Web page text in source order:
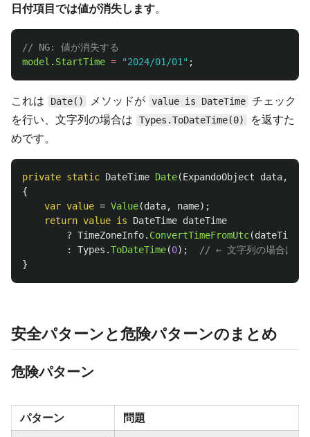
日付項目では値が消失します。
// NG: 値が消失する
model . StartTime = "2024/01/01 " ;
これは Date() メソッドが value is DateTime チェック
を行い、文字列の場合は
Types.ToDateTime(0)
を返すた
めです。
private static DateTime Date(ExpandoObject data,
{
var value = Value(data, name);
return value is DateTime dateTime
? TimeZoneInfo. ConvertTimeFromUtc(dateTime
:
Types .ToDateTime(0);
// ← 文字列の場合はこ
}
安全パターンと危険パターンのまとめ
危険パターン
パターン 問題